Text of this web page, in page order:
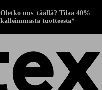
Oletko uusi täällä? Tilaa 40%
kalleimmasta tuotteesta*